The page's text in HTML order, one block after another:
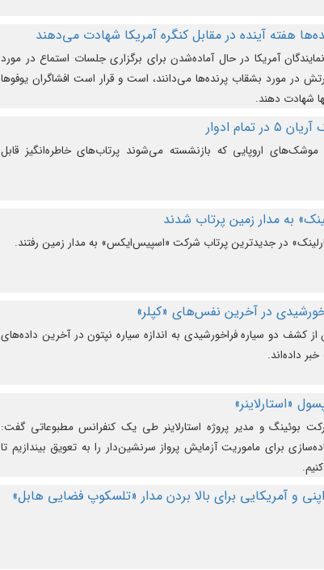
هفته آینده در مقابل کنگره آمریکا شهادت می‌دهند
آمریکا در حال آماده‌شدن برای برگزاری جلسات استماع در مورد
در مورد بشقاب پرنده‌ها می‌دانند، است و قرار است افشاگران یوفوها
شهادت دهند.
اروپایی که بازنشسته می‌شوند پرتاب‌های خاطره‌انگیز قابل
در آخرین نفس‌های «کپلر»
از کشف دو سیاره فراخورشیدی به اندازه سیاره نپتون در آخرین داده‌های
داده‌اند.
«استارلاینر»
بوئینگ و مدیر پروژه استارلاینر طی یک کنفرانس مطبوعاتی گفت:
برای ماموریت آزمایش پرواز سرنشین‌دار را به تعویق بیندازیم تا
و آمریکایی برای بالا بردن مدار «تلسکوپ فضایی هابل»